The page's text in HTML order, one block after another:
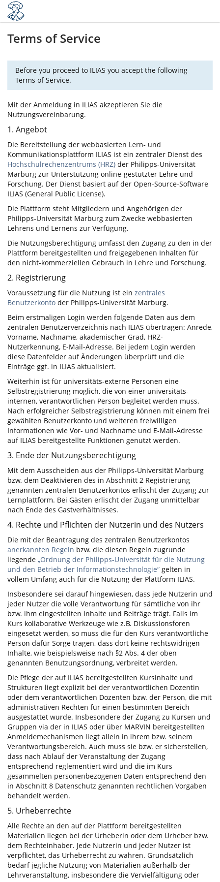
Terms of Service
Before you proceed to ILIAS you accept the following
Terms of Service.
Mit der Anmeldung in ILIAS akzeptieren Sie die
Nutzungsvereinbarung.
1. Angebot
Die Bereitstellung der webbasierten Lern- und
Kommunikationsplattform ILIAS ist ein zentraler Dienst des
Hochschulrechenzentrums (HRZ) der Philipps-Universität
Marburg zur Unterstützung online-gestützter Lehre und
Forschung. Der Dienst basiert auf der Open-Source-Software
ILIAS (General Public License).
Die Plattform steht Mitgliedern und Angehörigen der
Philipps-Universität Marburg zum Zwecke webbasierten
Lehrens und Lernens zur Verfügung.
Die Nutzungsberechtigung umfasst den Zugang zu den in der
Plattform bereitgestellten und freigegebenen Inhalten für
den nicht-kommerziellen Gebrauch in Lehre und Forschung.
2. Registrierung
Voraussetzung für die Nutzung ist ein zentrales
Benutzerkonto der Philipps-Universität Marburg.
Beim erstmaligen Login werden folgende Daten aus dem
zentralen Benutzerverzeichnis nach ILIAS übertragen: Anrede,
Vorname, Nachname, akademischer Grad, HRZ-
Nutzerkennung, E-Mail-Adresse. Bei jedem Login werden
diese Datenfelder auf Änderungen überprüft und die
Einträge ggf. in ILIAS aktualisiert.
Weiterhin ist für universitäts-externe Personen eine
Selbstregistrierung möglich, die von einer universitäts-
internen, verantwortlichen Person begleitet werden muss.
Nach erfolgreicher Selbstregistrierung können mit einem frei
gewählten Benutzerkonto und weiteren freiwilligen
Informationen wie Vor- und Nachname und E-Mail-Adresse
auf ILIAS bereitgestellte Funktionen genutzt werden.
3. Ende der Nutzungsberechtigung
Mit dem Ausscheiden aus der Philipps-Universität Marburg
bzw. dem Deaktivieren des in Abschnitt 2 Registrierung
genannten zentralen Benutzerkontos erlischt der Zugang zur
Lernplattform. Bei Gästen erlischt der Zugang unmittelbar
nach Ende des Gastverhältnisses.
4. Rechte und Pflichten der Nutzerin und des Nutzers
Die mit der Beantragung des zentralen Benutzerkontos
anerkannten Regeln bzw. die diesen Regeln zugrunde
liegende „Ordnung der Philipps-Universität für die Nutzung
und den Betrieb der Informationstechnologie“ gelten in
vollem Umfang auch für die Nutzung der Plattform ILIAS.
Insbesondere sei darauf hingewiesen, dass jede Nutzerin und
jeder Nutzer die volle Verantwortung für sämtliche von ihr
bzw. ihm eingestellten Inhalte und Beiträge trägt. Falls im
Kurs kollaborative Werkzeuge wie z.B. Diskussionsforen
eingesetzt werden, so muss die für den Kurs verantwortliche
Person dafür Sorge tragen, dass dort keine rechtswidrigen
Inhalte, wie beispielsweise nach §2 Abs. 4 der oben
genannten Benutzungsordnung, verbreitet werden.
Die Pflege der auf ILIAS bereitgestellten Kursinhalte und
Strukturen liegt explizit bei der verantwortlichen Dozentin
oder dem verantwortlichen Dozenten bzw. der Person, die mit
administrativen Rechten für einen bestimmten Bereich
ausgestattet wurde. Insbesondere der Zugang zu Kursen und
Gruppen via der in ILIAS oder über MARVIN bereitgestellten
Anmeldemechanismen liegt allein in ihrem bzw. seinem
Verantwortungsbereich. Auch muss sie bzw. er sicherstellen,
dass nach Ablauf der Veranstaltung der Zugang
entsprechend reglementiert wird und die im Kurs
gesammelten personenbezogenen Daten entsprechend den
in Abschnitt 8 Datenschutz genannten rechtlichen Vorgaben
behandelt werden.
5. Urheberrechte
Alle Rechte an den auf der Plattform bereitgestellten
Materialien liegen bei der Urheberin oder dem Urheber bzw.
dem Rechteinhaber. Jede Nutzerin und jeder Nutzer ist
verpflichtet, das Urheberrecht zu wahren. Grundsätzlich
bedarf jegliche Nutzung von Materialien außerhalb der
Lehrveranstaltung, insbesondere die Vervielfältigung oder